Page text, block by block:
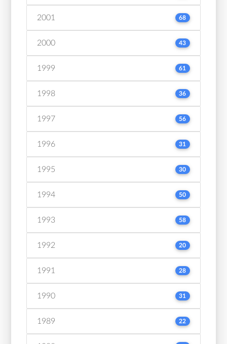
2001 68
2000 43
1999 61
1998 36
1997 56
1996 31
1995 30
1994 50
1993 58
1992 20
1991 28
1990 31
1989 22